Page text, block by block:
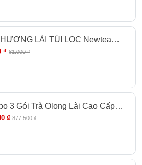
LÀI TÚI LỌC Newtea
Gói)
₫ 81.000 ₫
3 Gói Trà Olong Lài Cao Cấp
1500g - Pha Trà Sữa Cốm,
₫ 877.500 ₫